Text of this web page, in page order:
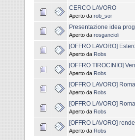
CERCO LAVORO
Aperto da rob_sor
Presentazione idea
Aperto da rosgancioli
[OFFRO LAVORO]
Aperto da Robs
[OFFRO TIROCINIO]
Aperto da Robs
[OFFRO LAVORO] Roma
Aperto da Robs
[OFFRO LAVORO] Roma
Aperto da Robs
[OFFRO LAVORO]
Aperto da Robs